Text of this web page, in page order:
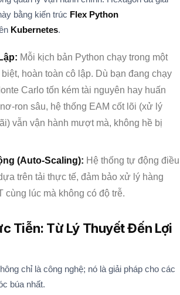
bằng kiến trúc Flex Python
Kubernetes.
Mỗi kịch bản Python chạy trong một
biệt, hoàn toàn cô lập. Dù bạn đang chạy
Carlo tốn kém tài nguyên hay huấn
ron sâu, hệ thống EAM cốt lõi (xử lý
vẫn vận hành mượt mà, không hề bị
(Auto-Scaling): Hệ thống tự động điều
trên tải thực tế, đảm bảo xử lý hàng
cùng lúc mà không có độ trễ.
Tiễn: Từ Lý Thuyết Đến Lợi
chỉ là công nghệ; nó là giải pháp cho các
búa nhất.